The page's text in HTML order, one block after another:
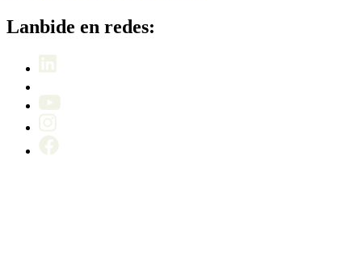
Lanbide en redes: